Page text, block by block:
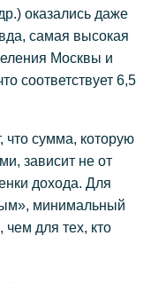
оказались даже
самая высокая
Москвы и
соответствует 6,5
что сумма, которую
зависит не от
дохода. Для
минимальный
для тех, кто